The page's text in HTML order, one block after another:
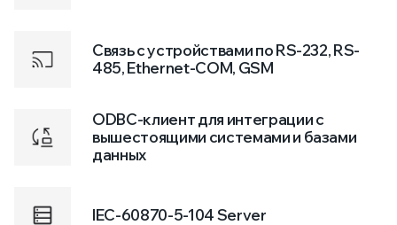
Связь с устройствами по RS-232, RS-
485, Ethernet-COM, GSM
ODBC-клиент для интеграции с
вышестоящими системами и базами
данных
IEC-60870-5-104 Server